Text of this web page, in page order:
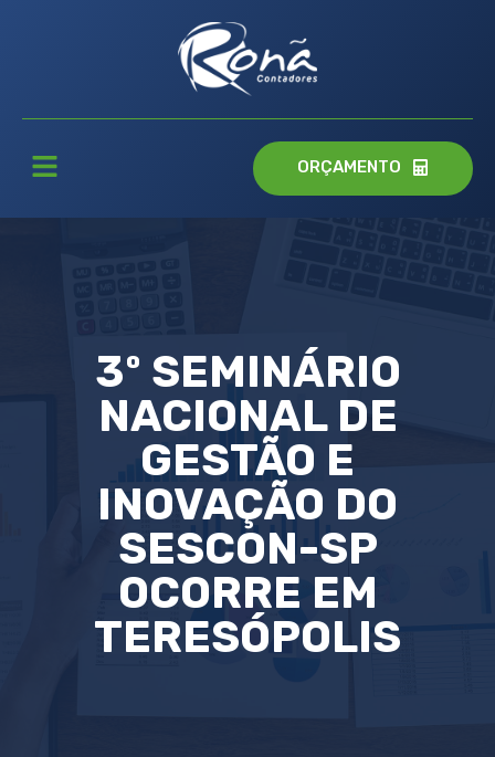
ORÇAMENTO
3º SEMINÁRIO
NACIONAL DE
GESTÃO E
INOVAÇÃO DO
SESCON-SP
OCORRE EM
TERESÓPOLIS